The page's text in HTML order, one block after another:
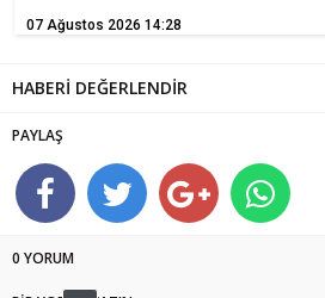
07 Ağustos 2026 14:28
HABERİ DEĞERLENDİR
PAYLAŞ
0 YORUM